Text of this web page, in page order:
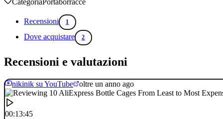
Categoria Portaborracce
Recensioni 1
Dove acquistare 2
Recensioni e valutazioni
nikinik su YouTube oltre un anno ago
00:13:45